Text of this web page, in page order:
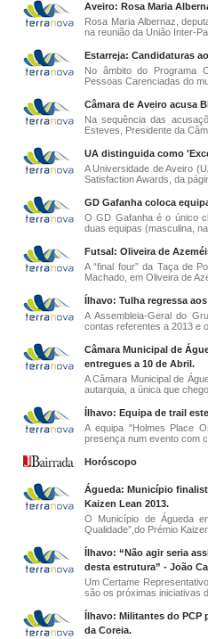
Aveiro: Rosa Maria
Rosa Maria Albernaz,
na reunião da União Inter-
Estarreja: Candidaturas
No âmbito do Programa
Pessoas Carenciadas do
Câmara de Aveiro acusa
Na sequência das
Esteves, Presidente da
UA distinguida como
A Universidade de Aveiro
Satisfaction Awards, da
GD Gafanha coloca
O GD Gafanha é o único
duas equipas (masculina,
Futsal: Oliveira de
A “final four” da Taça de
Machado, em Oliveira de
Ílhavo: Tulha regressa
A Assembleia-Geral do
contas referentes a 2013 e
Câmara Municipal de
entregues a 10 de Abril.
A Câmara Municipal de
autarquia, a única que
Ílhavo: Equipa de trail
A equipa "Holmes Place
presença num evento com
Horóscopo
Águeda: Município
Kaizen Lean 2013.
O Município de Águeda
Qualidade”,do Prémio
Ílhavo: “Não agir seria
desta estrutura” - João
Um Certame
são os próximas iniciativas
Ílhavo: Militantes do PCP
da Coreia.